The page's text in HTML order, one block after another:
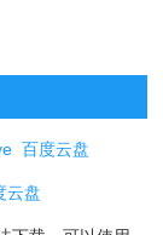
百度云盘
云盘